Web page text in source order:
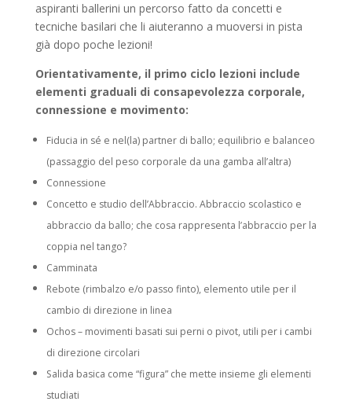
aspiranti ballerini un percorso fatto da concetti e
tecniche basilari che li aiuteranno a muoversi in pista
già dopo poche lezioni!
Orientativamente, il primo ciclo lezioni include
elementi graduali di consapevolezza corporale,
connessione e movimento:
Fiducia in sé e nel(la) partner di ballo; equilibrio e balanceo
(passaggio del peso corporale da una gamba all’altra)
Connessione
Concetto e studio dell’Abbraccio. Abbraccio scolastico e
abbraccio da ballo; che cosa rappresenta l’abbraccio per la
coppia nel tango?
Camminata
Rebote (rimbalzo e/o passo finto), elemento utile per il
cambio di direzione in linea
Ochos – movimenti basati sui perni o pivot, utili per i cambi
di direzione circolari
Salida basica come “figura” che mette insieme gli elementi
studiati